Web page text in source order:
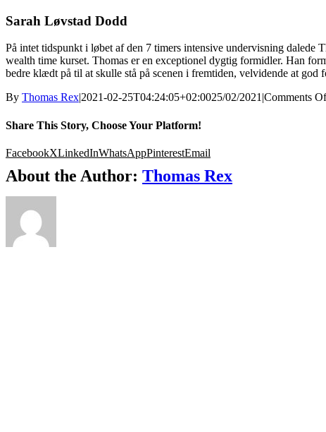
Sarah Løvstad Dodd
På intet tidspunkt i løbet af den 7 timers intensive undervisning dalede
wealth time kurset. Thomas er en exceptionel dygtig formidler. Han
bedre klædt på til at skulle stå på scenen i fremtiden, velvidende at god
By Thomas Rex|2021-02-25T04:24:05+02:0025/02/2021|Comments
Share This Story, Choose Your Platform!
FacebookXLinkedInWhatsAppPinterestEmail
About the Author: Thomas Rex